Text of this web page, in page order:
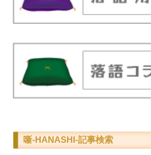
噺-HANASHI-記事検索